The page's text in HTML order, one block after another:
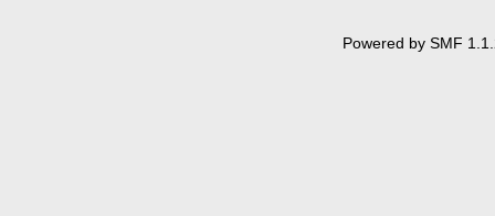
Powered by SMF